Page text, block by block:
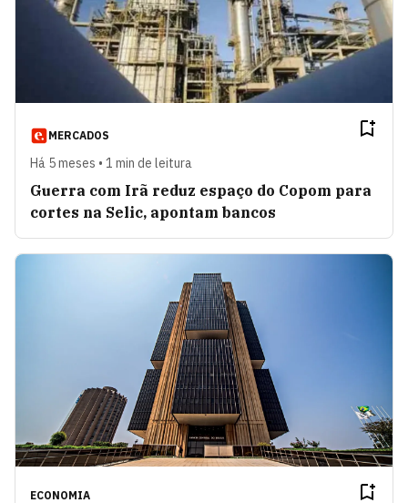
MERCADOS
Há 5 meses • 1 min de leitura
Guerra com Irã reduz espaço do Copom para
cortes na Selic, apontam bancos
ECONOMIA